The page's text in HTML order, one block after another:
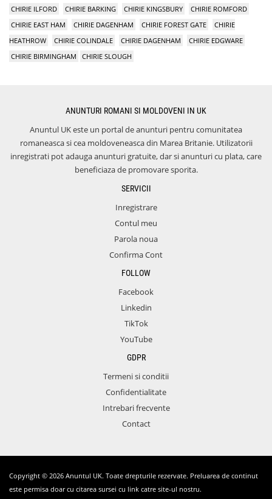
CHIRIE ILFORD
CHIRIE BARKING CHIRIE KINGSBURY
CHIRIE ROMFORD
CHIRIE EAST HAM
CHIRIE DAGENHAM CHIRIE FOREST GATE
CHIRIE
HEATHROW
CHIRIE COLINDALE CHIRIE DAGENHAM
CHIRIE EDGWARE
CHIRIE BIRMINGHAM
CHIRIE SLOUGH
ANUNTURI ROMANI SI MOLDOVENI IN UK
Anuntul UK este un portal de anunturi pentru comunitatea
romaneasca si cea moldoveneasca din Marea Britanie. Utilizatorii
inregistrati pot adauga anunturi gratuite, dar si anunturi cu plata, care
beneficiaza de promovare sporita.
SERVICII
Inregistrare
Contul meu
Parola noua
Confirma Cont
FOLLOW
Facebook
Linkedin
TikTok
YouTube
GDPR
Termeni si conditii
Confidentialitate
Intrebari frecvente
Contact
Copyright © 2026 Anuntul UK. Toate drepturile rezervate. Preluarea de continut
este permisa doar cu citarea sursei cu link catre site-ul nostru.